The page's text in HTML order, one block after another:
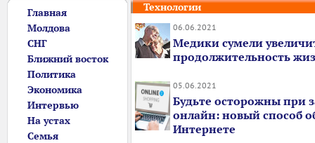
Главная
Молдова
СНГ
Ближний восток
Политика
Экономика
Интервью
На устах
Семья
Технологии
06.06.2021
Медики сумели
продолжительность
05.06.2021
Будьте осторожны при
онлайн: новый способ
Интернете